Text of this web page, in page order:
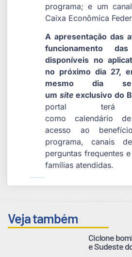
programa; e um
Caixa Econômica
A apresentação das
funcionamento
disponíveis no
no próximo dia 27,
mesmo dia
um siteexclusivo do
portal terá
como calendário de
acesso ao
programa, canais
perguntas frequentes
famílias atendidas.
Veja também
Ciclone
e Sudeste